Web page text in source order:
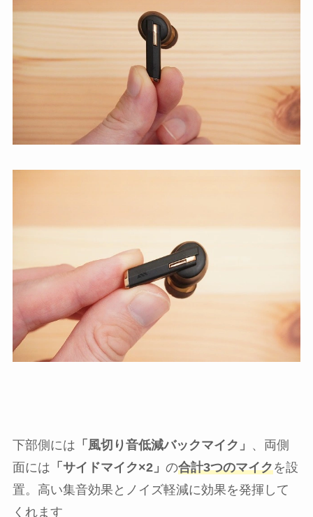
下部側には 「風切り音低減バックマイク」 、両側
面には 「サイドマイク×2」 の合計3つのマイクを設
置。高い集音効果とノイズ軽減に効果を発揮して
くれます